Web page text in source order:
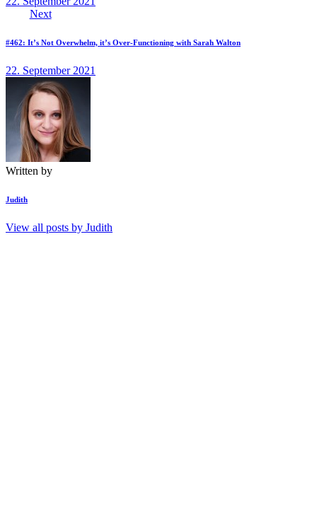
Next
#462: It’s Not Overwhelm, it’s Over-Functioning with Sarah Walton
22. September 2021
Written by
Judith
View all posts by Judith